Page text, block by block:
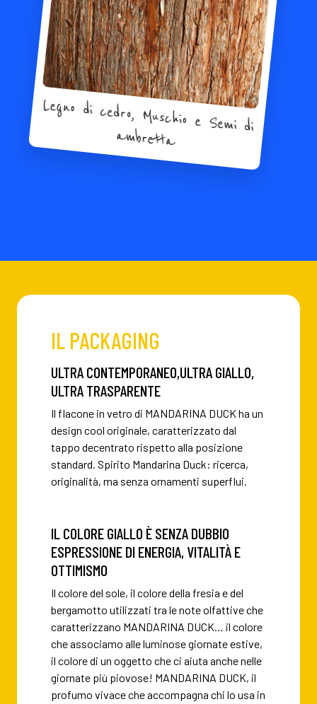
Legno di cedro, Muschio e Semi di
ambretta
IL PACKAGING
ULTRA CONTEMPORANEO,ULTRA GIALLO,
ULTRA TRASPARENTE
Il flacone in vetro di MANDARINA DUCK ha un
design cool originale, caratterizzato dal
tappo decentrato rispetto alla posizione
standard. Spirito Mandarina Duck: ricerca,
originalità, ma senza ornamenti superflui.
IL COLORE GIALLO È SENZA DUBBIO
ESPRESSIONE DI ENERGIA, VITALITÀ E
OTTIMISMO
Il colore del sole, il colore della fresia e del
bergamotto utilizzati tra le note olfattive che
caratterizzano MANDARINA DUCK… il colore
che associamo alle luminose giornate estive,
il colore di un oggetto che ci aiuta anche nelle
giornate più piovose! MANDARINA DUCK, il
profumo vivace che accompagna chi lo usa in